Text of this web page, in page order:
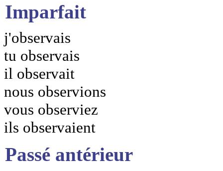
Imparfait
j'observais
tu observais
il observait
nous observions
vous observiez
ils observaient
Passé antérieur